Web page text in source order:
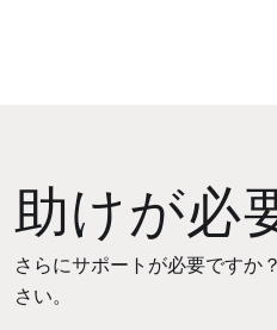
助けが必
さらにサポートが必要ですか
さい。